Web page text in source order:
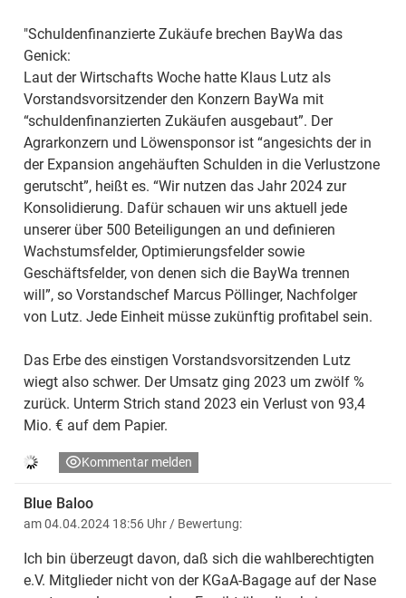
"Schuldenfinanzierte Zukäufe brechen BayWa das
Genick:
Laut der Wirtschafts Woche hatte Klaus Lutz als
Vorstandsvorsitzender den Konzern BayWa mit
“schuldenfinanzierten Zukäufen ausgebaut”. Der
Agrarkonzern und Löwensponsor ist “angesichts der in
der Expansion angehäuften Schulden in die Verlustzone
gerutscht”, heißt es. “Wir nutzen das Jahr 2024 zur
Konsolidierung. Dafür schauen wir uns aktuell jede
unserer über 500 Beteiligungen an und definieren
Wachstumsfelder, Optimierungsfelder sowie
Geschäftsfelder, von denen sich die BayWa trennen
will”, so Vorstandschef Marcus Pöllinger, Nachfolger
von Lutz. Jede Einheit müsse zukünftig profitabel sein.
Das Erbe des einstigen Vorstandsvorsitzenden Lutz
wiegt also schwer. Der Umsatz ging 2023 um zwölf %
zurück. Unterm Strich stand 2023 ein Verlust von 93,4
Mio. € auf dem Papier.
Kommentar melden
Blue Baloo
am 04.04.2024 18:56 Uhr / Bewertung:
Ich bin überzeugt davon, daß sich die wahlberechtigten
e.V. Mitglieder nicht von der KGaA-Bagage auf der Nase